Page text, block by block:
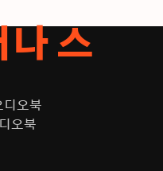
나 스
디오북
오북